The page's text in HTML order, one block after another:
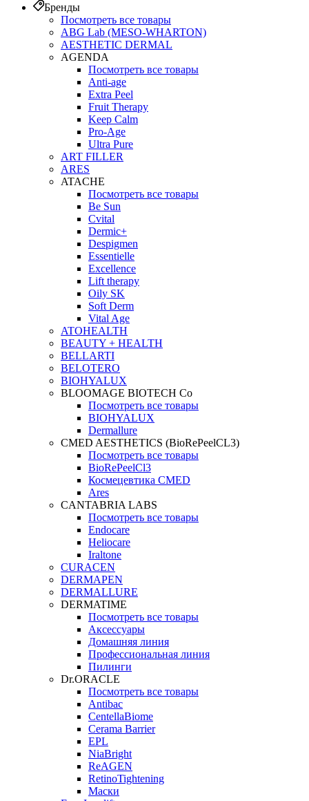
Бренды
Посмотреть все товары
ABG Lab (MESO-WHARTON)
AESTHETIC DERMAL
AGENDA
Посмотреть все товары
Anti-age
Extra Peel
Fruit Therapy
Keep Calm
Pro‑Age
Ultra Pure
ART FILLER
ARES
ATACHE
Посмотреть все товары
Be Sun
Cvital
Dermic+
Despigmen
Essentielle
Excellence
Lift therapy
Oily SK
Soft Derm
Vital Age
ATOHEALTH
BEAUTY + HEALTH
BELLARTI
BELOTERO
BIOHYALUX
BLOOMAGE BIOTECH Co
Посмотреть все товары
BIOHYALUX
Dermallure
CMED AESTHETICS (BioRePeelCL3)
Посмотреть все товары
BioRePeelCl3
Космецевтика CMED
Ares
CANTABRIA LABS
Посмотреть все товары
Endocare
Heliocare
Iraltone
CURACEN
DERMAPEN
DERMALLURE
DERMATIME
Посмотреть все товары
Аксессуары
Домашняя линия
Профессиональная линия
Пилинги
Dr.ORACLE
Посмотреть все товары
Antibac
CentellaBiome
Cerama Barrier
EPL
NiaBright
ReAGEN
RetinoTightening
Маски